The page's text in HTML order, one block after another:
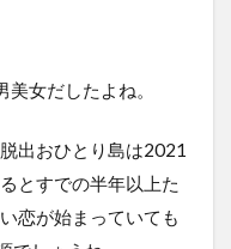
女だしたよね。
出おひとり島は2021
とすでの半年以上た
恋が始まっていても